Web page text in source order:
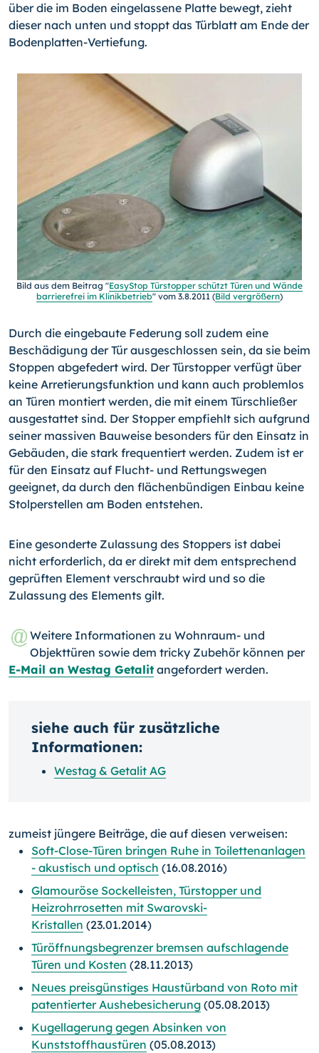
über die im Boden eingelassene Platte bewegt, zieht
dieser nach unten und stoppt das Türblatt am Ende der
Boden­platten-Vertiefung.
Bild aus dem Beitrag "EasyStop Türstopper schützt Türen und Wände
barrierefrei im Klinikbetrieb" vom 3.8.2011 (Bild vergrößern)
Durch die eingebaute Federung soll zudem eine
Beschädigung der Tür ausgeschlossen sein, da sie beim
Stoppen abgefedert wird. Der Türstopper verfügt über
keine Arretie­rungsfunktion und kann auch problemlos
an Türen montiert werden, die mit einem Tür­schließer
ausgestattet sind. Der Stopper empfiehlt sich aufgrund
seiner massiven Bau­weise besonders für den Einsatz in
Gebäuden, die stark frequentiert werden. Zudem ist er
für den Einsatz auf Flucht- und Rettungswegen
geeignet, da durch den flächen­bündigen Einbau keine
Stolperstellen am Boden entstehen.
Eine gesonderte Zulassung des Stoppers ist dabei
nicht erforderlich, da er direkt mit dem entsprechend
geprüften Element verschraubt wird und so die
Zulassung des Ele­ments gilt.
Weitere Informationen zu Wohnraum- und
Objekttüren sowie dem tricky Zubehör können per
E-Mail an Westag Getalit angefordert werden.
siehe auch für zusätzliche
Informationen:
Westag & Getalit AG
zumeist jüngere Beiträge, die auf diesen verweisen:
Soft-Close-Türen bringen Ruhe in Toilettenanlagen
- akustisch und optisch (16.08.2016)
Glamouröse Sockelleisten, Türstopper und
Heizrohrrosetten mit Swarovski-
Kristallen (23.01.2014)
Türöffnungsbegrenzer bremsen aufschlagende
Türen und Kosten (28.11.2013)
Neues preisgünstiges Haustürband von Roto mit
patentierter Aushebesicherung (05.08.2013)
Kugellagerung gegen Absinken von
Kunststoffhaustüren (05.08.2013)